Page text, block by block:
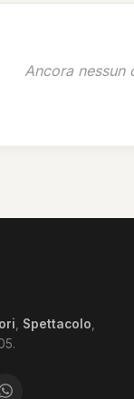
Ancora nessun
Spettacolo